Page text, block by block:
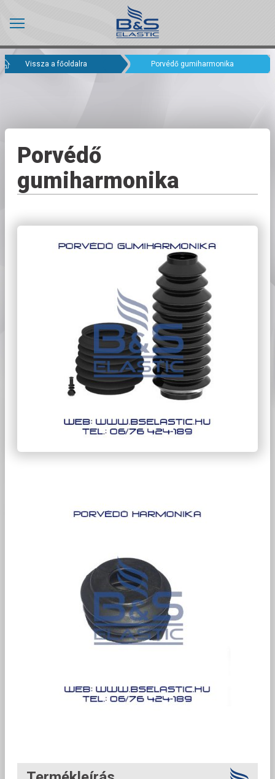
Vissza a főoldalra Porvédő gumiharmonika
Porvédő
gumiharmonika